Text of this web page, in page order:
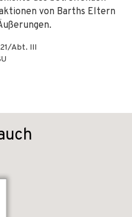
von Barths Eltern
Abt. III